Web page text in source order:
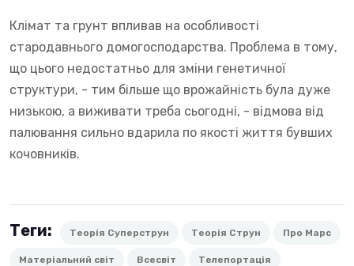
Клімат та грунт впливав на особливості
стародавнього домогосподарства. Проблема в тому,
що цього недостатньо для зміни генетичної
структури, - тим більше що врожайність була дуже
низькою, а виживати треба сьогодні, - відмова від
палювання сильно вдарила по якості життя бувших
кочовників.
Теги: Теорія Суперструн Теорія Струн Про Марс
Матеріальний світ Всесвіт Телепортація